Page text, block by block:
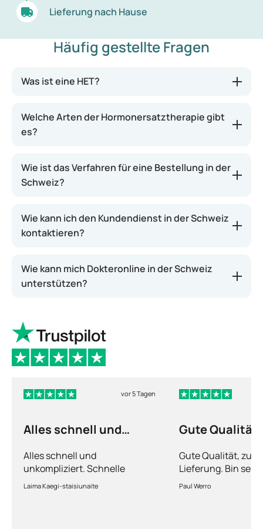
Lieferung nach Hause
Häufig gestellte Fragen
Was ist eine HET?
Welche Arten der Hormonersatztherapie gibt
es?
Wie ist das Verfahren für eine Bestellung in der
Schweiz?
Wie kann ich den Kundendienst in der Schweiz
kontaktieren?
Wie kann mich Dokteronline in der Schweiz
unterstützen?
vor 5 Tagen
Alles schnell und
Alles schnell und
unkompliziert. Schnelle
Lieferung.
Laima Kaegi-staisiunaite
Gute Qualität
Gute Qualität,
Lieferung. Bin
Paul Werro